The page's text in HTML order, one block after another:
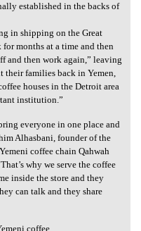
established in the backs of
in shipping on the Great
months at a time and then
and then work again,” leaving
their families back in Yemen,
houses in the Detroit area
institution.”
everyone in one place and
Alhasbani, founder of the
coffee chain Qahwah
why we serve the coffee
inside the store and they
can talk and they share
coffee